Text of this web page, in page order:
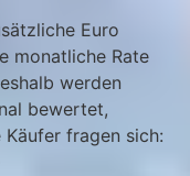
Euro
monatliche Rate
werden
bewertet,
fragen sich: